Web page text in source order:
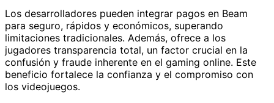
Los desarrolladores pueden integrar pagos en Beam
para seguro, rápidos y económicos, superando
limitaciones tradicionales. Además, ofrece a los
jugadores transparencia total, un factor crucial en la
confusión y fraude inherente en el gaming online. Este
beneficio fortalece la confianza y el compromiso con
los videojuegos.